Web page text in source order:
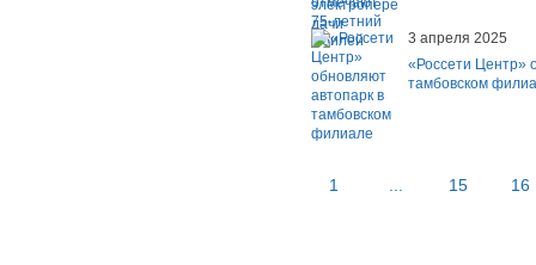
3 апреля 2025
«Россети Центр»
тамбовском
1 ... 15 16